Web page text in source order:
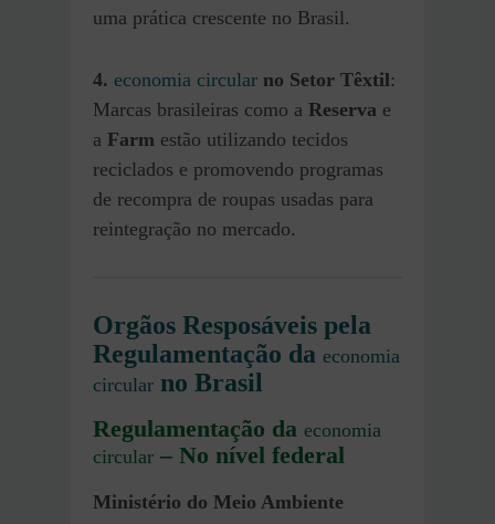
uma prática crescente no Brasil.
4. economia circular no Setor Têxtil:
Marcas brasileiras como a Reserva e
a Farm estão utilizando tecidos
reciclados e promovendo programas
de recompra de roupas usadas para
reintegração no mercado.
Orgãos Resposáveis pela
Regulamentação da economia
circular no Brasil
Regulamentação da economia
circular – No nível federal
Ministério do Meio Ambiente